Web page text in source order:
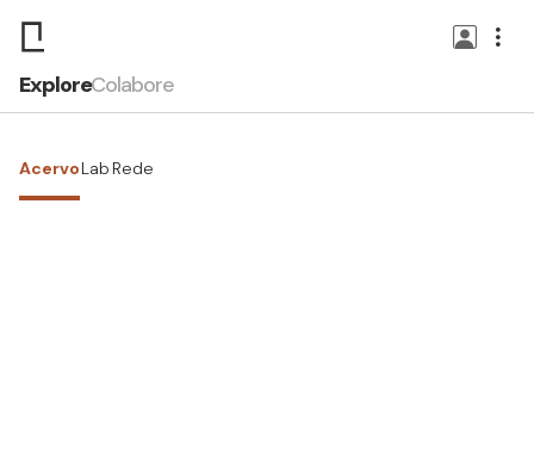
ExploreColabore
AcervoLab Rede